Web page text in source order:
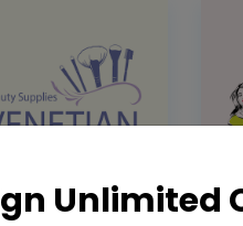
Unlimited